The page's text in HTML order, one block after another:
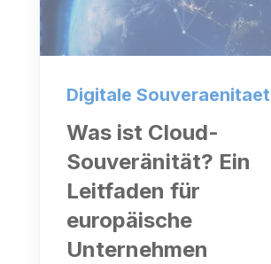
Digitale Souveraenitaet
Was ist Cloud-
Souveränität? Ein
Leitfaden für
europäische
Unternehmen